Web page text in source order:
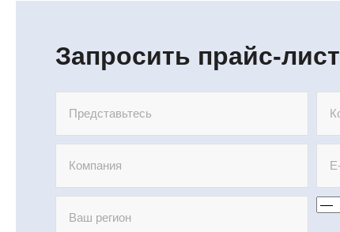
Запросить прайс-лист